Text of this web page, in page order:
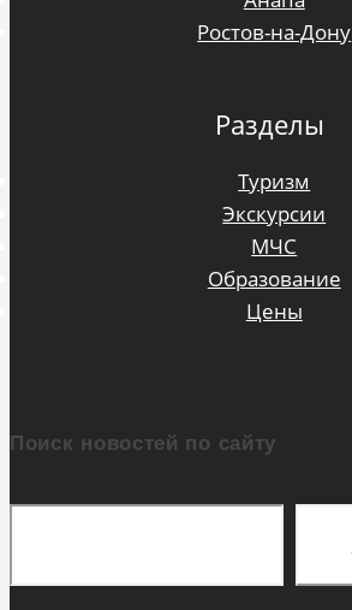
Ростов-на-Дону
Разделы
Туризм
Экскурсии
МЧС
Образование
Цены
Поиск новостей по сайту